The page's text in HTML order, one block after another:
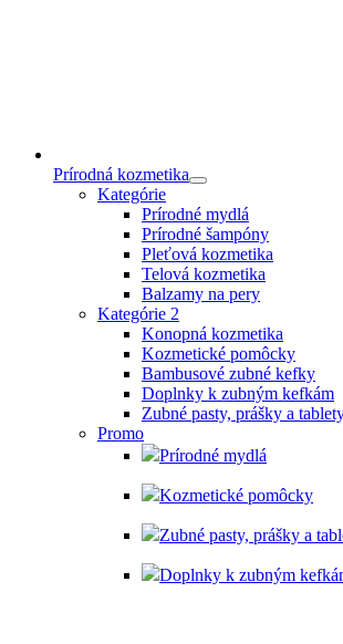
Prírodná kozmetika
Kategórie
Prírodné mydlá
Prírodné šampóny
Pleťová kozmetika
Telová kozmetika
Balzamy na pery
Kategórie 2
Konopná kozmetika
Kozmetické pomôcky
Bambusové zubné kefky
Doplnky k zubným kefkám
Zubné pasty, prášky a
Promo
Prírodné mydlá
Kozmetické pomôcky
Zubné pasty, prášky a
Doplnky k zubným